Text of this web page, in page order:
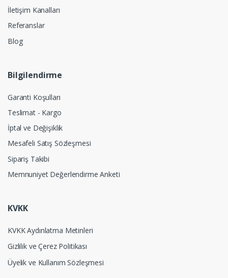
İletişim Kanalları
Referanslar
Blog
Bilgilendirme
Garanti Koşulları
Teslimat - Kargo
İptal ve Değişiklik
Mesafeli Satış Sözleşmesi
Sipariş Takibi
Memnuniyet Değerlendirme Anketi
KVKK
KVKK Aydınlatma Metinleri
Gizlilik ve Çerez Politikası
Üyelik ve Kullanım Sözleşmesi